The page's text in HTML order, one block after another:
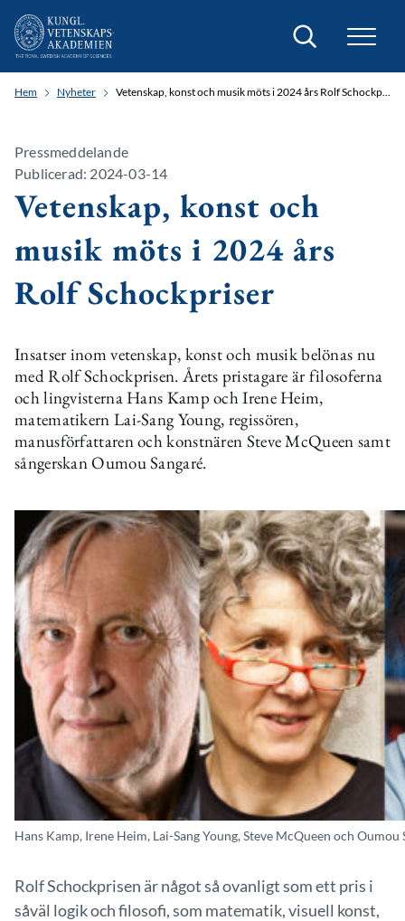
Sök
Hem Nyheter Vetenskap, konst och musik möts i 2024 års Rolf Schockpriser
Pressmeddelande
Publicerad: 2024-03-14
Vetenskap, konst och
musik möts i 2024 års
Rolf Schockpriser
Insatser inom vetenskap, konst och musik belönas nu
med Rolf Schockprisen. Årets pristagare är filosoferna
och lingvisterna Hans Kamp och Irene Heim,
matematikern Lai-Sang Young, regissören,
manusförfattaren och konstnären Steve McQueen samt
sångerskan Oumou Sangaré.
Hans Kamp, Irene Heim, Lai-Sang Young, Steve McQueen och Oumou
Rolf Schockprisen är något så ovanligt som ett pris i
såväl logik och filosofi, som matematik, visuell konst,